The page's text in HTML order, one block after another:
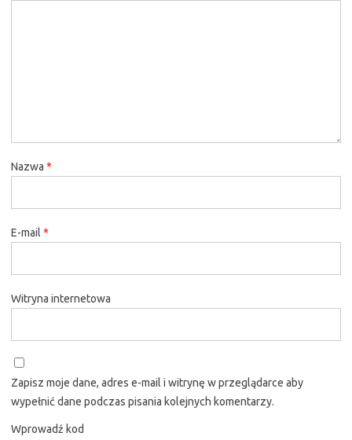
Nazwa *
E-mail *
Witryna internetowa
Zapisz moje dane, adres e-mail i witrynę w przeglądarce aby
wypełnić dane podczas pisania kolejnych komentarzy.
Wprowadź kod